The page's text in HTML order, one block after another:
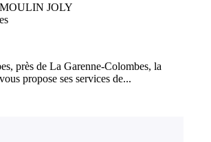
JOLY
près de La Garenne-Colombes, la
propose ses services de...